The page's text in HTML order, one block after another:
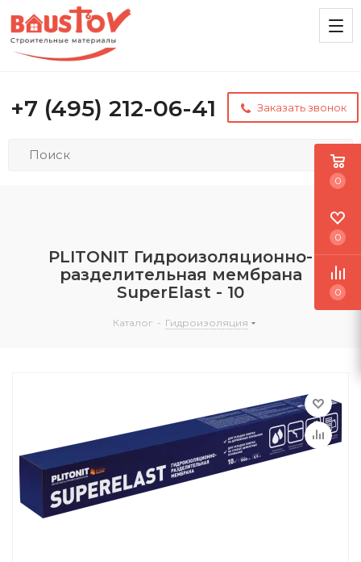
+7 (495) 212-06-41 Заказать звонок
PLITONIT Гидроизоляционно-
разделительная мембрана
SuperElast - 10
Каталог - Гидроизоляция
0
0
0